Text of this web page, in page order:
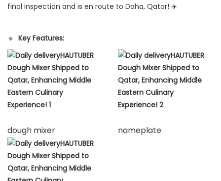
final inspection and is en route to Doha, Qatar! ✈️
🔹 Key Features:
dough mixer nameplate